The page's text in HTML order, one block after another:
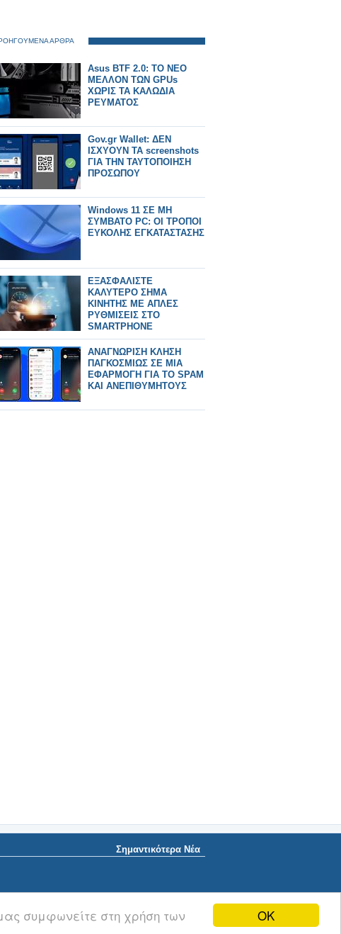
OK
συμφωνείτε στη χρήση των
ΑΡΘΡΑ
Asus BTF 2.0: ΤΟ ΝΕΟ
ΜΕΛΛΟΝ ΤΩΝ GPUs
ΧΩΡΙΣ ΤΑ ΚΑΛΩΔΙΑ
ΡΕΥΜΑΤΟΣ
Gov.gr Wallet: ΔΕΝ
ΙΣΧΥΟΥΝ ΤΑ screenshots
ΓΙΑ ΤΗΝ ΤΑΥΤΟΠΟΙΗΣΗ
ΠΡΟΣΩΠΟΥ
Windows 11 ΣΕ ΜΗ
ΣΥΜΒΑΤΟ PC: ΟΙ ΤΡΟΠΟΙ
ΕΥΚΟΛΗΣ ΕΓΚΑΤΑΣΤΑΣΗΣ
ΕΞΑΣΦΑΛΙΣΤΕ
ΚΑΛΥΤΕΡΟ ΣΗΜΑ
ΚΙΝΗΤΗΣ ΜΕ ΑΠΛΕΣ
ΡΥΘΜΙΣΕΙΣ ΣΤΟ
SMARTPHONE
ΑΝΑΓΝΩΡΙΣΗ ΚΛΗΣΗ
ΠΑΓΚΟΣΜΙΩΣ ΣΕ ΜΙΑ
ΕΦΑΡΜΟΓΗ ΓΙΑ ΤΟ SPAM
ΚΑΙ ΑΝΕΠΙΘΥΜΗΤΟΥΣ
Σημαντικότερα Νέα